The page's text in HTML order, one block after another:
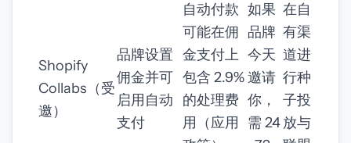
Shopify
Collabs（受
邀）
品牌设置
佣金并可
启用自动
支付
自动付款
可能在佣
金支付上
包含 2.9%
的处理费
用（应用
如果
品牌
今天
邀请
你，
需 24
在自
有渠
道进
行种
子投
放与